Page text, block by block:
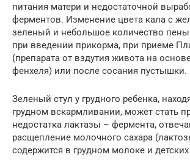
питания матери и недостаточной
ферментов. Изменение цвета кала с
зеленый и небольшое количество
при введении прикорма, при приеме
(препарата от вздутия живота на
фенхеля) или после сосания пустышки.
Зеленый стул у грудного ребенка,
грудном вскармливании, может стать
недостатка лактазы – фермента,
расщепление молочного сахара
содержится в грудном молоке и